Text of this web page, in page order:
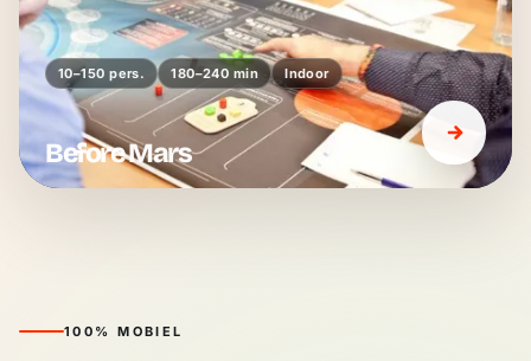
10–150 pers. 180–240 min Indoor
Before Mars
100% MOBIEL